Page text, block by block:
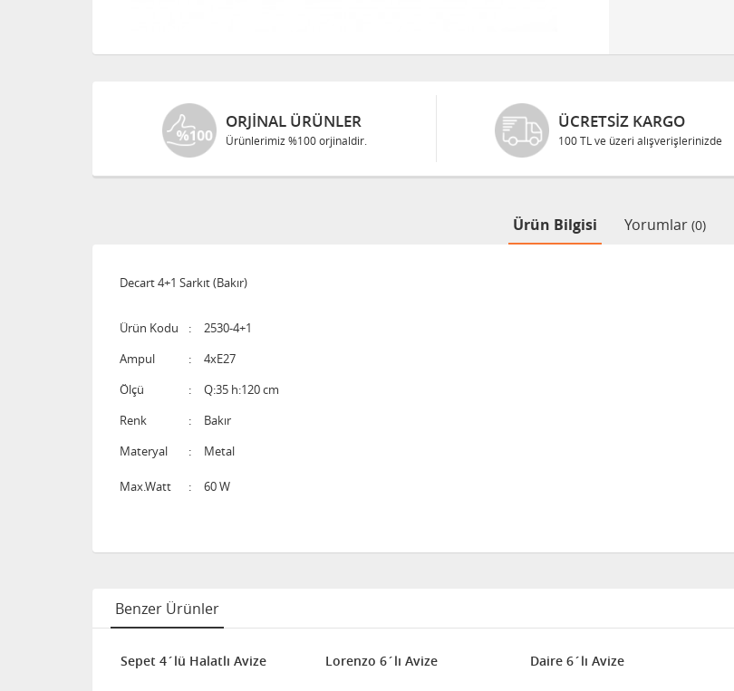
ORJINAL ÜRÜNLER
Ürünlerimiz %100 orjinaldir.
ÜCRETSIZ KARGO
100 TL ve üzeri alışverişlerinizde
Ürün Bilgisi Yorumlar (0)
Decart 4+1 Sarkıt (Bakır)
Ürün Kodu :
2530-4+1
Ampul
:
4xE27
Ölçü
:
Q:35 h:120 cm
Renk
:
Bakır
Materyal
: Metal
Max.Watt : 60 W
Benzer Ürünler
Sepet 4´lü Halatlı Avize Lorenzo 6´lı Avize Daire 6´lı Avize